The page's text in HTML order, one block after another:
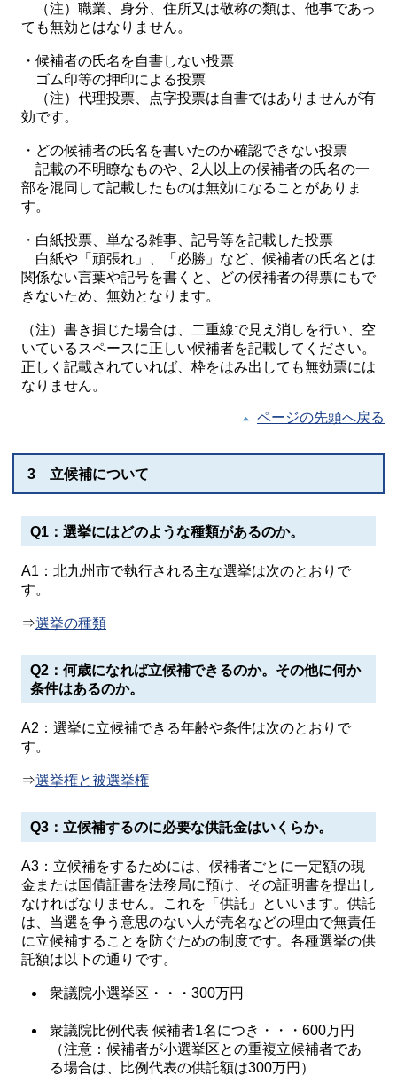
（注）職業、身分、住所又は敬称の類は、他事であっ
ても無効とはなりません。
・候補者の氏名を自書しない投票
ゴム印等の押印による投票
（注）代理投票、点字投票は自書ではありませんが有
効です。
・どの候補者の氏名を書いたのか確認できない投票
記載の不明瞭なものや、2人以上の候補者の氏名の一
部を混同して記載したものは無効になることがありま
す。
・白紙投票、単なる雑事、記号等を記載した投票
白紙や「頑張れ」、「必勝」など、候補者の氏名とは
関係ない言葉や記号を書くと、どの候補者の得票にもで
きないため、無効となります。
（注）書き損じた場合は、二重線で見え消しを行い、空
いているスペースに正しい候補者を記載してください。
正しく記載されていれば、枠をはみ出しても無効票には
なりません。
ページの先頭へ戻る
3 立候補について
Q1：選挙にはどのような種類があるのか。
A1：北九州市で執行される主な選挙は次のとおりで
す。
⇒選挙の種類
Q2：何歳になれば立候補できるのか。その他に何か
条件はあるのか。
A2：選挙に立候補できる年齢や条件は次のとおりで
す。
⇒選挙権と被選挙権
Q3：立候補するのに必要な供託金はいくらか。
A3：立候補をするためには、候補者ごとに一定額の現
金または国債証書を法務局に預け、その証明書を提出し
なければなりません。これを「供託」といいます。供託
は、当選を争う意思のない人が売名などの理由で無責任
に立候補することを防ぐための制度です。各種選挙の供
託額は以下の通りです。
衆議院小選挙区・・・300万円
衆議院比例代表 候補者1名につき・・・600万円
（注意：候補者が小選挙区との重複立候補者であ
る場合は、比例代表の供託額は300万円）